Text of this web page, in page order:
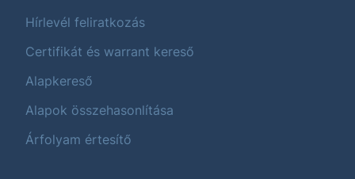
Hírlevél feliratkozás
Certifikát és warrant kereső
Alapkereső
Alapok összehasonlítása
Árfolyam értesítő